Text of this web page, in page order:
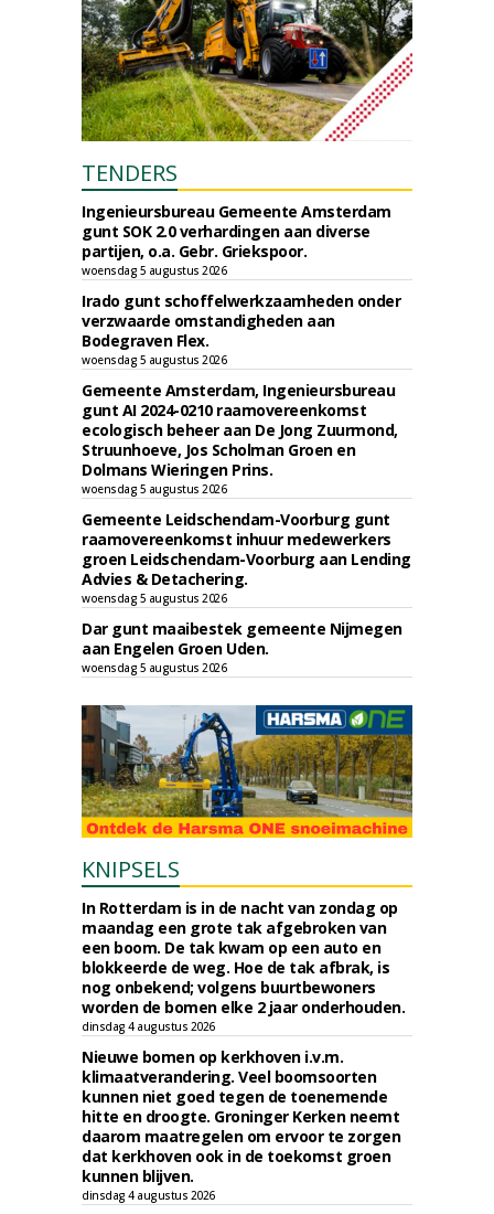
TENDERS
Ingenieursbureau Gemeente Amsterdam
gunt SOK 2.0 verhardingen aan diverse
partijen, o.a. Gebr. Griekspoor.
woensdag 5 augustus 2026
Irado gunt schoffelwerkzaamheden onder
verzwaarde omstandigheden aan
Bodegraven Flex.
woensdag 5 augustus 2026
Gemeente Amsterdam, Ingenieursbureau
gunt AI 2024-0210 raamovereenkomst
ecologisch beheer aan De Jong Zuurmond,
Struunhoeve, Jos Scholman Groen en
Dolmans Wieringen Prins.
woensdag 5 augustus 2026
Gemeente Leidschendam-Voorburg gunt
raamovereenkomst inhuur medewerkers
groen Leidschendam-Voorburg aan Lending
Advies & Detachering.
woensdag 5 augustus 2026
Dar gunt maaibestek gemeente Nijmegen
aan Engelen Groen Uden.
woensdag 5 augustus 2026
KNIPSELS
In Rotterdam is in de nacht van zondag op
maandag een grote tak afgebroken van
een boom. De tak kwam op een auto en
blokkeerde de weg. Hoe de tak afbrak, is
nog onbekend; volgens buurtbewoners
worden de bomen elke 2 jaar onderhouden.
dinsdag 4 augustus 2026
Nieuwe bomen op kerkhoven i.v.m.
klimaatverandering. Veel boomsoorten
kunnen niet goed tegen de toenemende
hitte en droogte. Groninger Kerken neemt
daarom maatregelen om ervoor te zorgen
dat kerkhoven ook in de toekomst groen
kunnen blijven.
dinsdag 4 augustus 2026